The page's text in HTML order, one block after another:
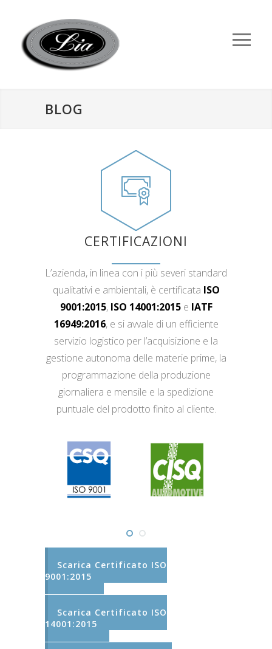
BLOG
CERTIFICAZIONI
L’azienda, in linea con i più severi standard
qualitativi e ambientali, è certificata ISO
9001:2015, ISO 14001:2015e IATF
16949:2016, e si avvale di un efficiente
servizio logistico per l’acquisizione e la
gestione autonoma delle materie prime, la
programmazione della produzione
giornaliera e mensile e la spedizione
puntuale del prodotto finito al cliente.
Scarica Certificato ISO
9001:2015
Scarica Certificato ISO
14001:2015